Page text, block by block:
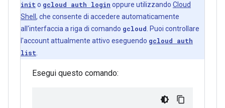
init o gcloud auth login oppure utilizzando Cloud
Shell , che consente di accedere automaticamente
all'interfaccia a riga di comando gcloud . Puoi controllare
l'account attualmente attivo eseguendo gcloud auth
list
Esegui questo comando: